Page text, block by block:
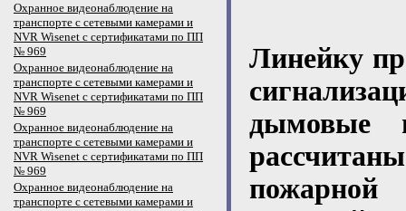
Охранное видеонаблюдение на
транспорте с сетевыми камерами и
NVR Wisenet с сертификатами по ПП
№ 969
Охранное видеонаблюдение на
транспорте с сетевыми камерами и
NVR Wisenet с сертификатами по ПП
№ 969
Охранное видеонаблюдение на
транспорте с сетевыми камерами и
NVR Wisenet с сертификатами по ПП
№ 969
Охранное видеонаблюдение на
транспорте с сетевыми камерами и
Линейку
дымовые